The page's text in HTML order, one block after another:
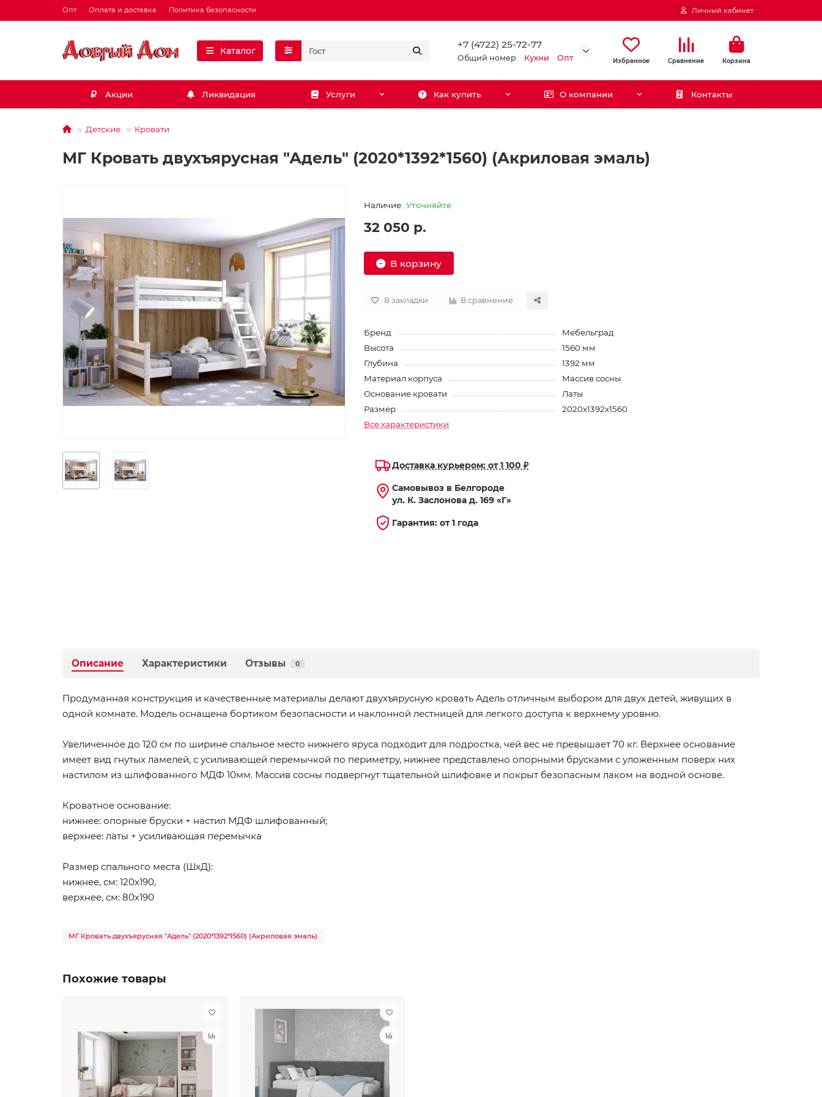
Опт Оплата и доставка Политика безопасности Личный кабинет
Каталог
+7 (4722) 25-72-77
Общий номер Кухни Опт Избранное Сравнение Корзина
Акции Ликвидация Услуги Как купить О компании Контакты
Детские Кровати
МГ Кровать двухъярусная "Адель" (2020*1392*1560) (Акриловая эмаль)
Уточняйте
32 050 р.
В корзину
В закладки В сравнение
Бренд
Мебельград
Высота
1560 мм
Глубина
1392 мм
Материал корпуса
Массив сосны
Основание кровати
Латы
Размер
2020х1392х1560
Все характеристики
Доставка курьером: от 1 100 ₽
Самовывоз в Белгороде
ул. К. Заслонова д. 169 «Г»
Гарантия: от 1 года
Описание Характеристики Отзывы 0
Продуманная конструкция и качественные материалы делают двухъярусную кровать Адель отличным выбором для двух детей, живущих в
одной комнате. Модель оснащена бортиком безопасности и наклонной лестницей для легкого доступа к верхнему уровню.
Увеличенное до 120 см по ширине спальное место нижнего яруса подходит для подростка, чей вес не превышает 70 кг. Верхнее основание
имеет вид гнутых ламелей, с усиливающей перемычкой по периметру, нижнее представлено опорными брусками с уложенным поверх них
настилом из шлифованного МДФ 10мм. Массив сосны подвергнут тщательной шлифовке и покрыт безопасным лаком на водной основе.
Кроватное основание:
нижнее: опорные бруски + настил МДФ шлифованный;
верхнее: латы + усиливающая перемычка
Размер спального места (ШхД):
нижнее, см: 120х190,
верхнее, см: 80х190
МГ Кровать двухъярусная "Адель" (2020*1392*1560) (Акриловая эмаль)
Похожие товары